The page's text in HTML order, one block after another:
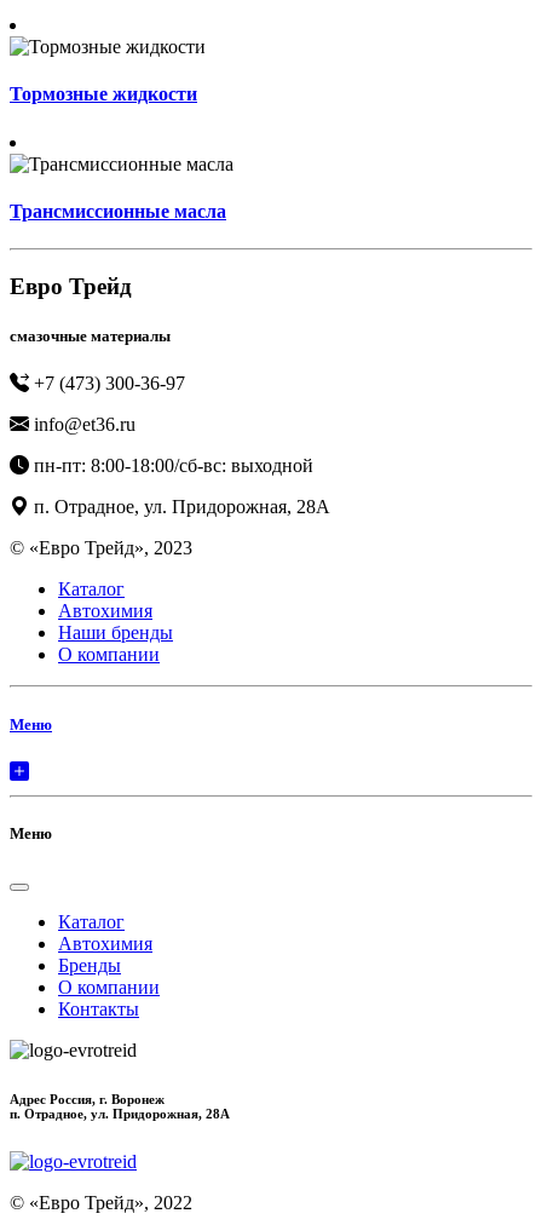
Тормозные жидкости
Трансмиссионные масла
Евро Трейд
смазочные материалы
+7 (473) 300-36-97
info@et36.ru
пн-пт: 8:00-18:00/сб-вс: выходной
п. Отрадное, ул. Придорожная, 28А
© «Евро Трейд», 2023
Каталог
Автохимия
Наши бренды
О компании
Меню
Меню
Каталог
Автохимия
Бренды
О компании
Контакты
Адрес Россия, г. Воронеж
п. Отрадное, ул. Придорожная, 28А
© «Евро Трейд», 2022